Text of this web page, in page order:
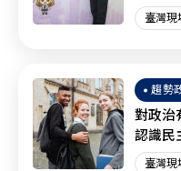
臺灣現
趨勢
對政治
認識民
臺灣現